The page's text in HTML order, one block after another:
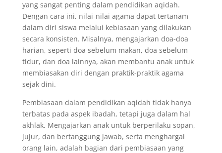
yang sangat penting dalam pendidikan aqidah.
Dengan cara ini, nilai-nilai agama dapat tertanam
dalam diri siswa melalui kebiasaan yang dilakukan
secara konsisten. Misalnya, mengajarkan doa-doa
harian, seperti doa sebelum makan, doa sebelum
tidur, dan doa lainnya, akan membantu anak untuk
membiasakan diri dengan praktik-praktik agama
sejak dini.
Pembiasaan dalam pendidikan aqidah tidak hanya
terbatas pada aspek ibadah, tetapi juga dalam hal
akhlak. Mengajarkan anak untuk berperilaku sopan,
jujur, dan bertanggung jawab, serta menghargai
orang lain, adalah bagian dari pembiasaan yang